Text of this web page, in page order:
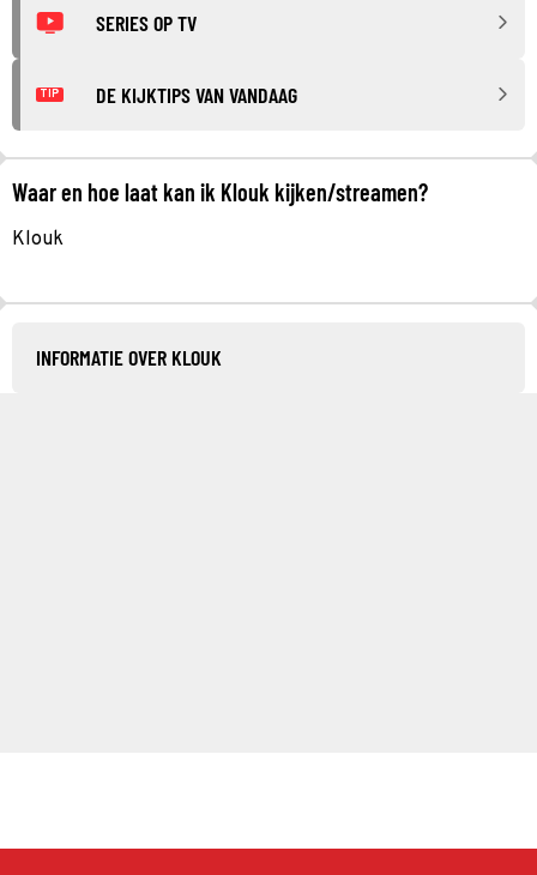
SERIES OP TV
TIP DE KIJKTIPS VAN VANDAAG
Waar en hoe laat kan ik Klouk kijken/streamen?
Klouk
INFORMATIE OVER KLOUK